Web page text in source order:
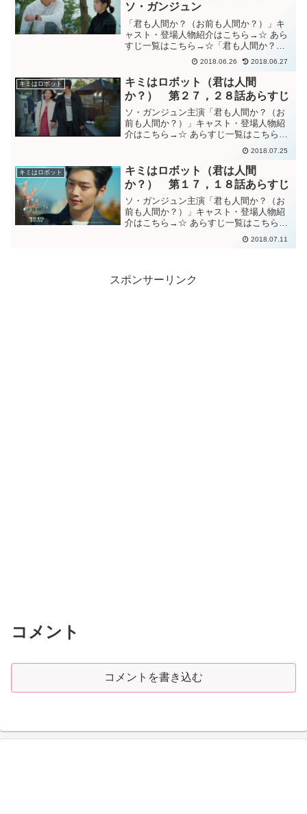
ソ・ガンジュン
「君も人間か？（お前も人間か？）」キ
ャスト・登場人物紹介はこちら→☆ あら
すじ一覧はこちら→☆「君も人間か？」
１１、１２話予告動画「君も人間か？」
１１話あらすじイェナとの結婚を拒絶す
るために「異性を拒絶する方法」を検索
し、信頼できるソボンと...
2018.06.26 2018.06.27
キミはロボット
キミはロボット（君は人間
か？） 第２７，２８話あらすじ
ソ・ガンジュン主演「君も人間か？（お
前も人間か？）」キャスト・登場人物紹
介はこちら→☆ あらすじ一覧はこちら
→☆「君も人間か？」２７，２８話予告
動画「君も人間か？」２７話あらすじ母
親を助けるために、初めて嘘をついてナ
ム会長の元に残ることにし...
2018.07.25
キミはロボット
キミはロボット（君は人間
か？） 第１７，１８話あらすじ
ソ・ガンジュン主演「君も人間か？（お
前も人間か？）」キャスト・登場人物紹
介はこちら→☆ あらすじ一覧はこちら
→☆「君も人間か？」17、18話予告動画
「君も人間か？」17話あらすじ”お前と関
2018.07.11
スポンサーリンク
コメント
コメントを書き込む